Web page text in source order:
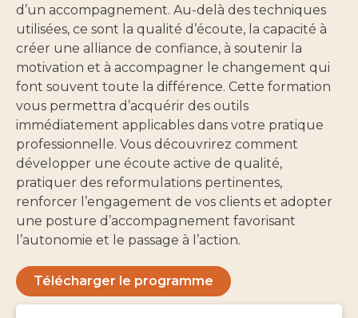
d’un accompagnement. Au-delà des techniques
utilisées, ce sont la qualité d’écoute, la capacité à
créer une alliance de confiance, à soutenir la
motivation et à accompagner le changement qui
font souvent toute la différence. Cette formation
vous permettra d’acquérir des outils
immédiatement applicables dans votre pratique
professionnelle. Vous découvrirez comment
développer une écoute active de qualité,
pratiquer des reformulations pertinentes,
renforcer l’engagement de vos clients et adopter
une posture d’accompagnement favorisant
l’autonomie et le passage à l’action.
Télécharger le programme